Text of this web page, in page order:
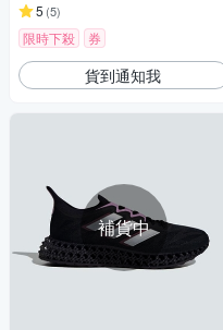
5 (5)
限時下殺 券
貨到通知我
補貨中